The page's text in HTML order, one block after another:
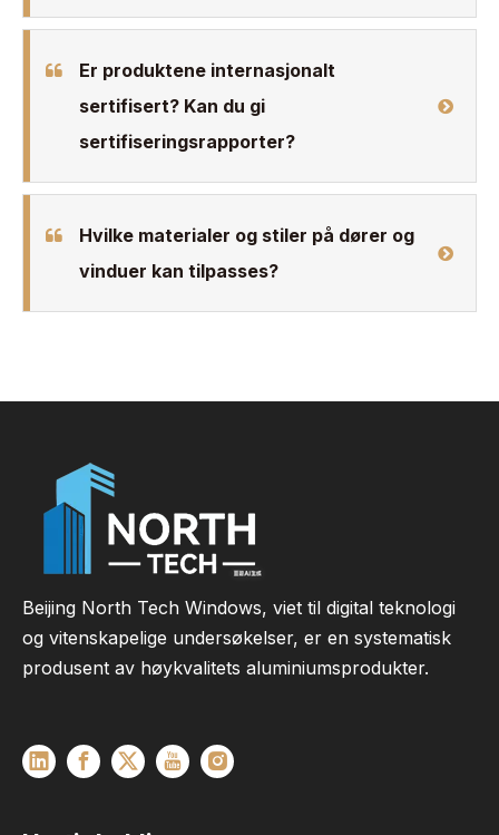
Er produktene internasjonalt
sertifisert? Kan du gi
sertifiseringsrapporter?
Hvilke materialer og stiler på dører og
vinduer kan tilpasses?
Beijing North Tech Windows, viet til digital teknologi
og vitenskapelige undersøkelser, er en systematisk
produsent av høykvalitets aluminiumsprodukter.